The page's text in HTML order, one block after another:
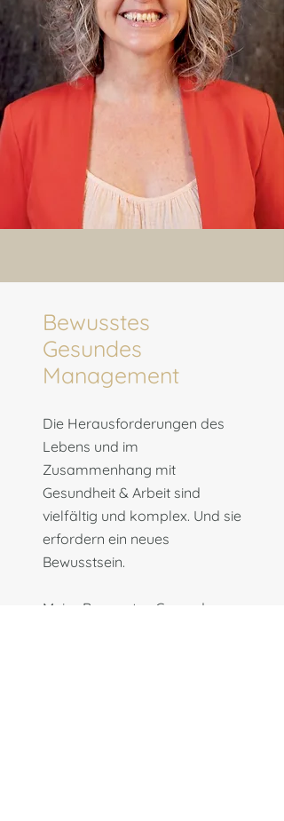
Bewusstes
Gesundes
Management
Die Herausforderungen des
Lebens und im
Zusammenhang mit
Gesundheit & Arbeit sind
vielfältig und komplex. Und sie
erfordern ein neues
Bewusstsein.
Mein «Bewusstes Gesundes